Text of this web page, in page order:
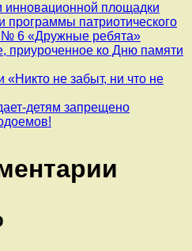
инновационной площадки
патриотического
№ 6 «Дружные ребята»
приуроченное ко Дню памяти
«Никто не забыт, ни что не
детям запрещено